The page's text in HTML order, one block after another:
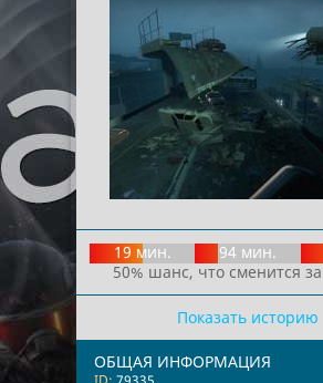
19 мин. 94 мин.
50% шанс, что сменится
Показать историю
ОБЩАЯ ИНФОРМАЦИЯ